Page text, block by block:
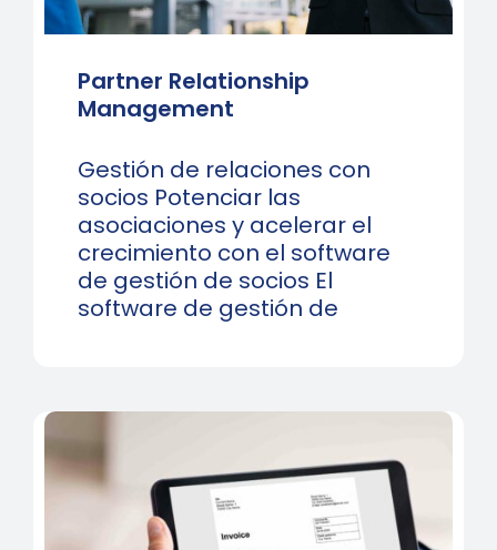
Partner Relationship
Management
Gestión de relaciones con
socios Potenciar las
asociaciones y acelerar el
crecimiento con el software
de gestión de socios El
software de gestión de